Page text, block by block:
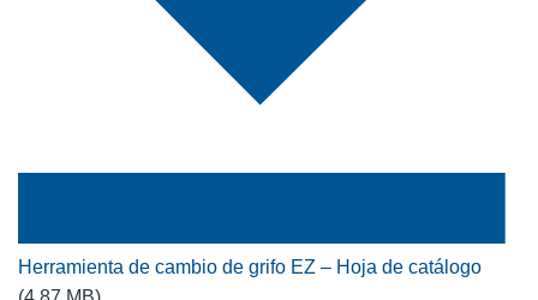
Herramienta de cambio de grifo EZ – Hoja de catálogo